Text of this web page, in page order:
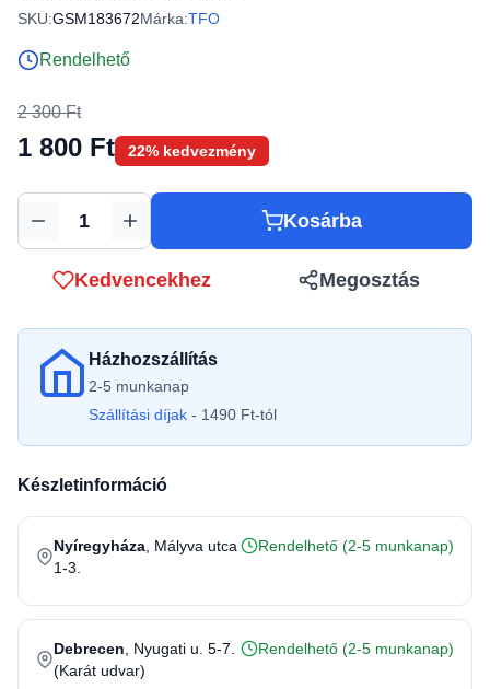
SKU:GSM183672Márka:TFO
Rendelhető
2 300 Ft
1 800 Ft 22% kedvezmény
Mennyiség Kosárba
Kedvencekhez Megosztás
Házhozszállítás
2-5 munkanap
Szállítási díjak - 1490 Ft-tól
Készletinformáció
Nyíregyháza , Mályva utca
1-3.
Rendelhető (2-5 munkanap)
Debrecen , Nyugati u. 5-7.
(Karát udvar)
Rendelhető (2-5 munkanap)